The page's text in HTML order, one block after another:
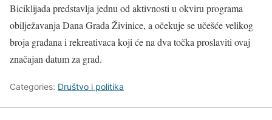
Biciklijada predstavlja jednu od aktivnosti u okviru programa
obilježavanja Dana Grada Živinice, a očekuje se učešće velikog
broja građana i rekreativaca koji će na dva točka proslaviti ovaj
značajan datum za grad.
Categories: Društvo i politika